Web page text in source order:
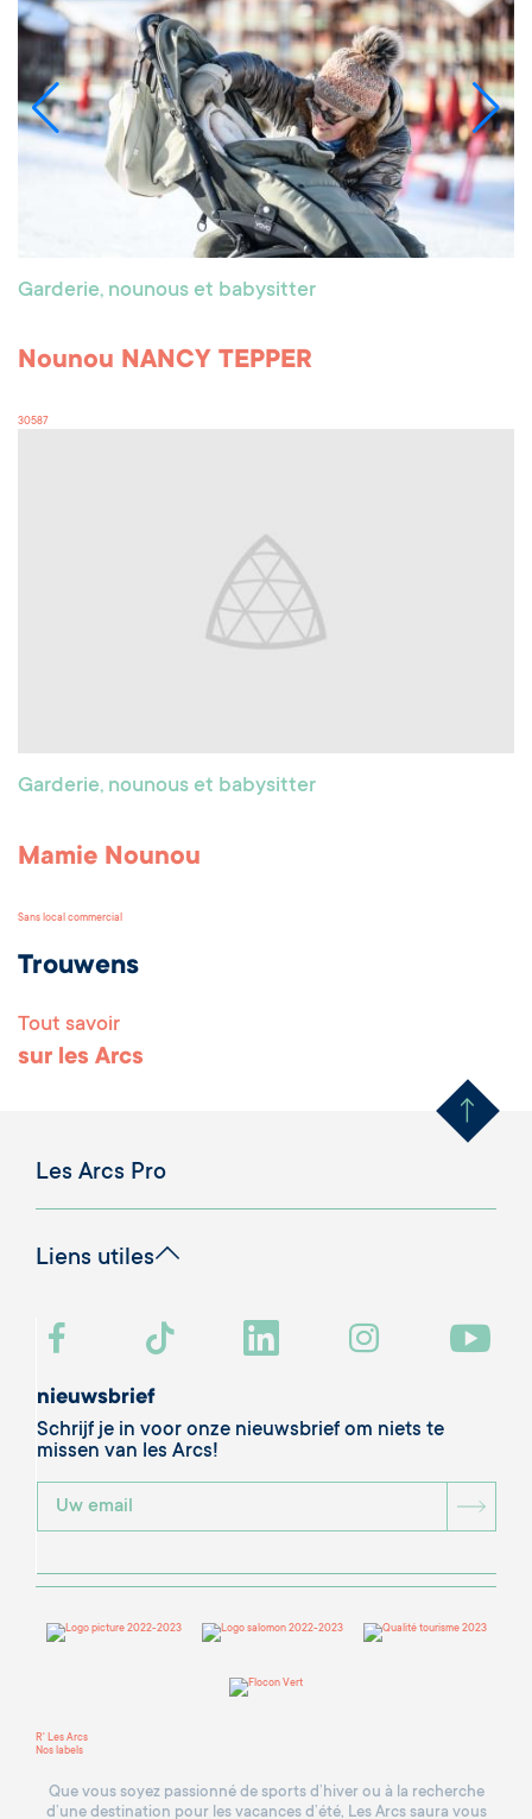
Garderie, nounous et babysitter
Nounou NANCY TEPPER
30587
Garderie, nounous et babysitter
Mamie Nounou
Sans local commercial
Trouwens
Tout savoir
sur les Arcs Remonter
Les Arcs Pro
Liens utiles
nieuwsbrief
Schrijf je in voor onze nieuwsbrief om niets te
missen van les Arcs!
R' Les Arcs
Nos labels
Que vous soyez passionné de sports d’hiver ou à la recherche
d’une destination pour les vacances d’été, Les Arcs saura vous